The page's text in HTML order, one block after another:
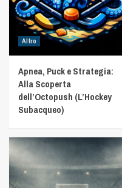
Altro
Apnea, Puck e Strategia:
Alla Scoperta
dell’Octopush (L’Hockey
Subacqueo)